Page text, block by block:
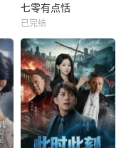
七零有点恬
已完结